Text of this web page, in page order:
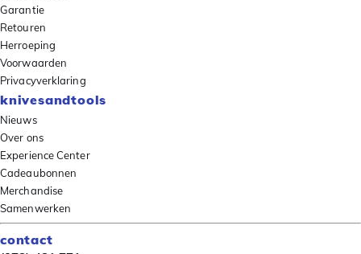
Garantie
Retouren
Herroeping
Voorwaarden
Privacyverklaring
knivesandtools
Nieuws
Over ons
Experience Center
Cadeaubonnen
Merchandise
Samenwerken
contact